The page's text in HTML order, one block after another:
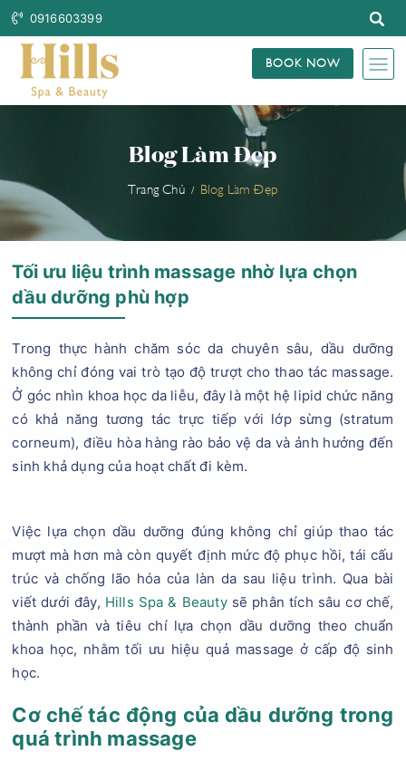
0916603399
BOOK NOW
Blog Làm Đẹp
Trang Chủ Blog Làm Đẹp
Tối ưu liệu trình massage nhờ lựa chọn
dầu dưỡng phù hợp
Trong thực hành chăm sóc da chuyên sâu, dầu dưỡng
không chỉ đóng vai trò tạo độ trượt cho thao tác massage.
Ở góc nhìn khoa học da liễu, đây là một hệ lipid chức năng
có khả năng tương tác trực tiếp với lớp sừng (stratum
corneum), điều hòa hàng rào bảo vệ da và ảnh hưởng đến
sinh khả dụng của hoạt chất đi kèm.
Việc lựa chọn dầu dưỡng đúng không chỉ giúp thao tác
mượt mà hơn mà còn quyết định mức độ phục hồi, tái cấu
trúc và chống lão hóa của làn da sau liệu trình. Qua bài
viết dưới đây, Hills Spa & Beautysẽ phân tích sâu cơ chế,
thành phần và tiêu chí lựa chọn dầu dưỡng theo chuẩn
khoa học, nhằm tối ưu hiệu quả massage ở cấp độ sinh
học.
Cơ chế tác động của dầu dưỡng trong
quá trình massage